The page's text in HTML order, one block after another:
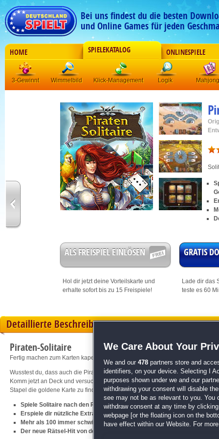
Bei uns findest du die besten
und Online Games für jeden
HOME SPIELEKATALOG ONLINESPIELE
3-Gewinnt Wimmelbild Klick-Management Logik Mahjong
ALS FREISPIEL EINLÖSEN
Hol dir jetzt deine Vorteilskarte und
erhalte sofort bis zu 15 Freispiele!
GRATIS
Lade dir das
teste es 60
Detaillierte Beschreibung
Piraten-Solitaire
Fertig machen zum Karten kapern!
Wusstest du, dass auch die Piraten für ihr Leben gern Solitaire gespielt
Komm jetzt an Deck und versuche, die alten Freibeuter mit ihren eigenen
Stapel die goldene Karte zu finden?
Spiele Solitaire nach den Regeln der Piraten und gewinne ihre
Erspiele dir nützliche Extras und Joker
Mehr als 100 immer schwieriger werdene Solitaire-Levels
Der neue Rätsel-Hit von den Machern von
We Care About Your
We and our 478 partners store and
identifiers, on your device. Selecting I
purposes shown under we and our
withdrawing your consent will disable
see may not be as relevant to you. You
withdraw consent at any time by
webpage [or the floating icon on the
have effect within our Website. For